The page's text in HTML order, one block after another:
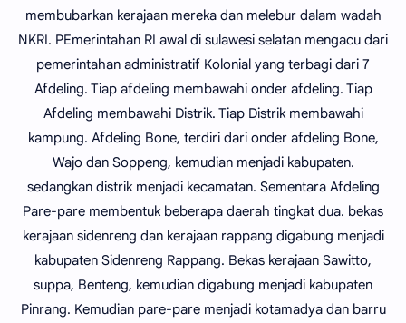
membubarkan kerajaan mereka dan melebur dalam wadah
NKRI. PEmerintahan RI awal di sulawesi selatan mengacu dari
pemerintahan administratif Kolonial yang terbagi dari 7
Afdeling. Tiap afdeling membawahi onder afdeling. Tiap
Afdeling membawahi Distrik. Tiap Distrik membawahi
kampung. Afdeling Bone, terdiri dari onder afdeling Bone,
Wajo dan Soppeng, kemudian menjadi kabupaten.
sedangkan distrik menjadi kecamatan. Sementara Afdeling
Pare-pare membentuk beberapa daerah tingkat dua. bekas
kerajaan sidenreng dan kerajaan rappang digabung menjadi
kabupaten Sidenreng Rappang. Bekas kerajaan Sawitto,
suppa, Benteng, kemudian digabung menjadi kabupaten
Pinrang. Kemudian pare-pare menjadi kotamadya dan barru